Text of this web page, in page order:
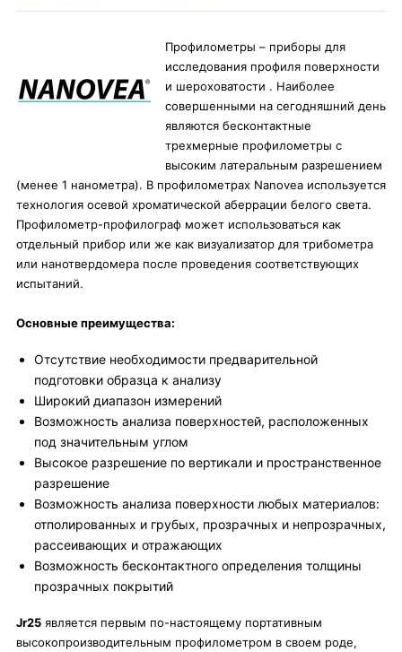
Профилометры – приборы для
исследования профиля поверхности
и шероховатости . Наиболее
совершенными на сегодняшний день
являются бесконтактные
трехмерные профилометры с
высоким латеральным разрешением
(менее 1 нанометра). В профилометрах Nanovea используется
технология осевой хроматической аберрации белого света.
Профилометр-профилограф может использоваться как
отдельный прибор или же как визуализатор для трибометра
или нанотвердомера после проведения соответствующих
испытаний.
Основные преимущества:
Отсутствие необходимости предварительной
подготовки образца к анализу
Широкий диапазон измерений
Возможность анализа поверхностей, расположенных
под значительным углом
Высокое разрешение по вертикали и пространственное
разрешение
Возможность анализа поверхности любых материалов:
отполированных и грубых, прозрачных и непрозрачных,
рассеивающих и отражающих
Возможность бесконтактного определения толщины
прозрачных покрытий
Jr25 является первым по-настоящему портативным
высокопроизводительным профилометром в своем роде,